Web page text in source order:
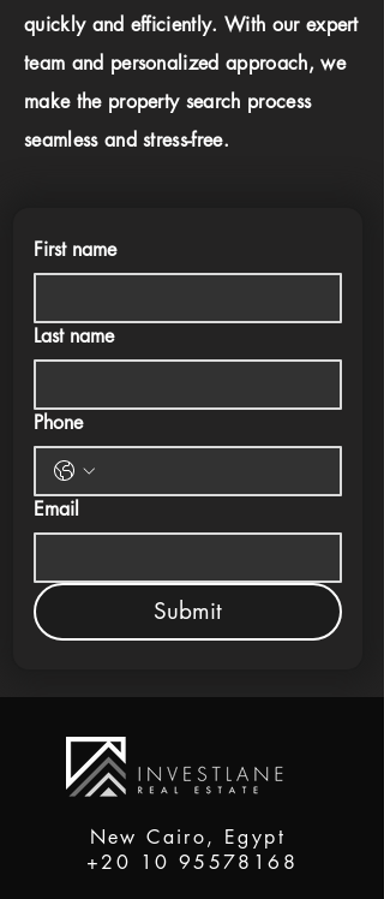
quickly and efficiently. With our expert
team and personalized approach, we
make the property search process
seamless and stress-free.
First name
Last name
Phone
Email
Submit
New Cairo, Egypt
+20 10 95578168